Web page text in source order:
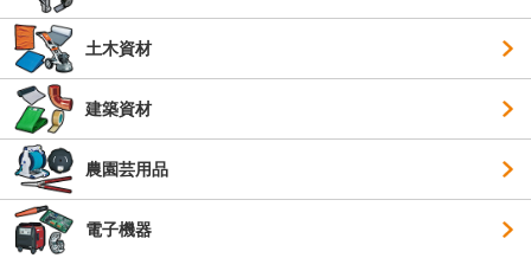
土木資材
建築資材
農園芸用品
電子機器